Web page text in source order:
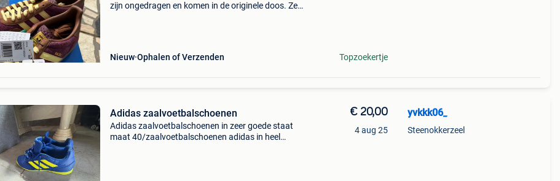
zijn ongedragen en komen in de originele doos. Zeer
Nieuw Ophalen of Verzenden Topzoekertje
Adidas zaalvoetbalschoenen
Adidas zaalvoetbalschoenen in zeer goede staat
maat 40/zaalvoetbalschoenen adidas in heel
€ 20,00
4 aug 25
yvkkk06_
Steenokkerzeel